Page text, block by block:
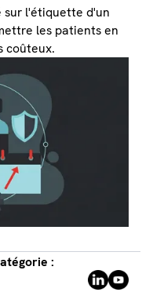
sur l'étiquette d'un
les patients en
coûteux.
: